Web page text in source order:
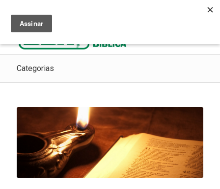
Categorias